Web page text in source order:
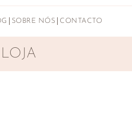
SOBRE NÓS CONTACTO
LOJA